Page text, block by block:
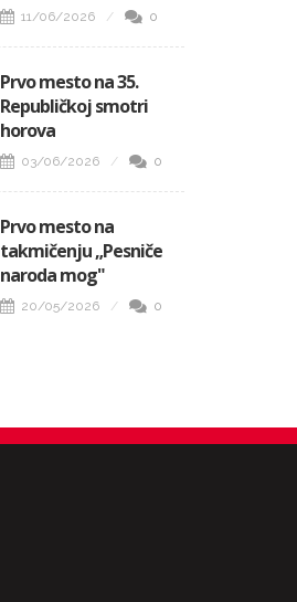
11/06/2026 0
Prvo mesto na 35.
Republičkoj smotri
horova
03/06/2026 0
Prvo mesto na
takmičenju „Pesniče
naroda mog"
20/05/2026 0